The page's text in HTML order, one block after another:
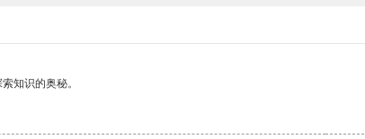
知识的奥秘。